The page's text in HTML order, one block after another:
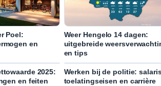
Poel:
en
Weer Hengelo 14 dagen:
uitgebreide
en tips
2025:
en feiten
Werken bij de politie:
toelatingseisen en carrière